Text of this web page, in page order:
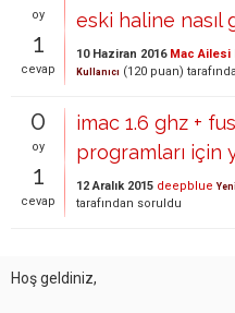
oy
1
cevap
eski haline nasıl
10 Haziran 2016 Mac Ailesi
Kullanıcı (120 puan)
0
oy
1
cevap
imac 1.6 ghz +
programları için
12 Aralık 2015 deepblue
tarafından soruldu
Hoş geldiniz,